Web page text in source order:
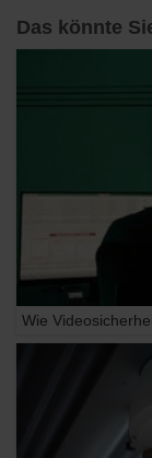
Das könnte
Wie